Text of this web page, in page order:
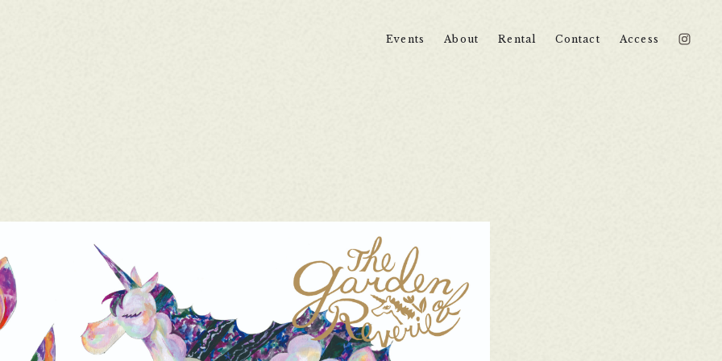
Events About Rental Contact Access